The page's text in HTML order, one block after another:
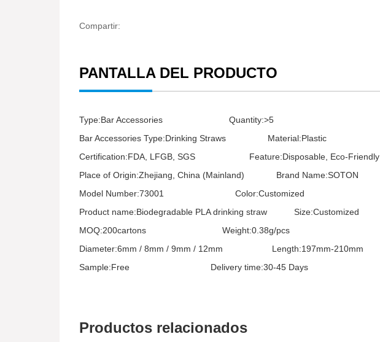
Compartir:
PANTALLA DEL PRODUCTO
Type:Bar Accessories Quantity:>5
Bar Accessories Type:Drinking Straws Material:Plastic
Certification:FDA, LFGB, SGS Feature:Disposable, Eco-Friendly
Place of Origin:Zhejiang, China (Mainland) Brand Name:SOTON
Model Number:73001 Color:Customized
Product name:Biodegradable PLA drinking straw Size:Customized
MOQ:200cartons Weight:0.38g/pcs
Diameter:6mm / 8mm / 9mm / 12mm Length:197mm-210mm
Sample:Free Delivery time:30-45 Days
Productos relacionados